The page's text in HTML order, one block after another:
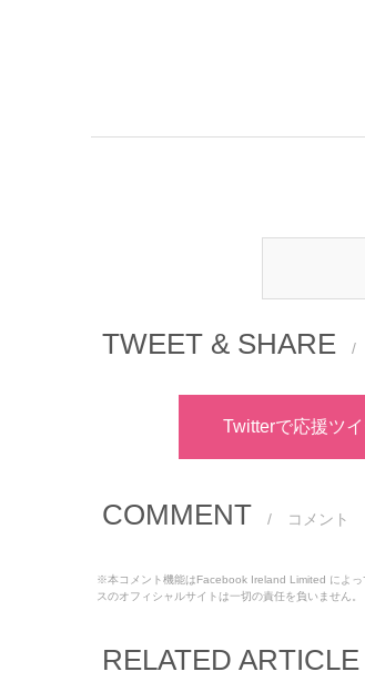
TWEET & SHARE /
Twitterで応援ツ
COMMENT / コメント
※本コメント機能はFacebook Ireland Limited によ
スのオフィシャルサイトは一切の責任を負いません。
RELATED ARTICLE